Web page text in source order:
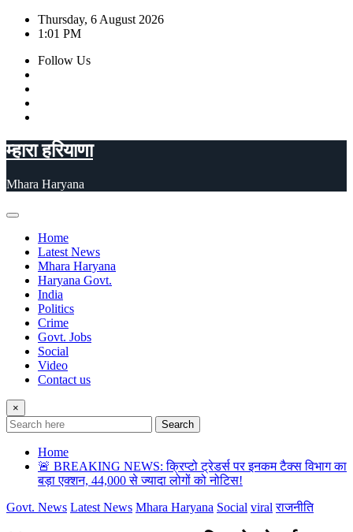
Skip
Thursday, 6 August 2026
1:01 PM
Follow Us
म्हारा हरियाणा
Mhara Haryana
Home
Latest News
Mhara Haryana
Haryana Govt.
India
Politics
Crime
Govt. Jobs
Social
Video
Contact us
×
Search
Home
🚨 BREAKING NEWS: क्रिप्टो ट्रेडर्स पर इनकम टैक्स विभाग का
बड़ा एक्शन, 44,000 से ज्यादा लोगों को नोटिस!
Govt. News Latest News Mhara Haryana Social viral राजनीति